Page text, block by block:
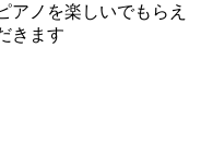
アノを楽しいでもらえ
きます